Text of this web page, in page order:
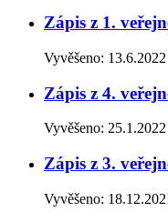
Zápis z 1.
Vyvěšeno: 13.6.2022
Zápis z 4.
Vyvěšeno: 25.1.2022
Zápis z 3.
Vyvěšeno: